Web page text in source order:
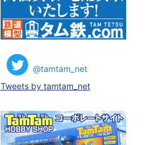
@tamtam_net
Tweets by tamtam_net